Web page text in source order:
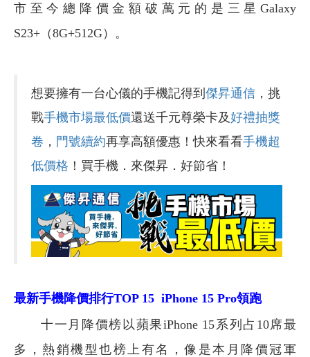
市至今總降價金額破萬元的是三星Galaxy
S23+（8G+512G）。
想要擁有一台心儀的手機記得到傑昇通信 ，挑
戰手機市場最低價還送千元尊榮卡及好禮抽獎
卷 ， 門號續約再享高額優惠！快來看看手機超
低價格 ！買手機．來傑昇．好節省！
最新手機降價排行TOP 15 iPhone 15 Pro領跑
十一月降價榜以蘋果iPhone 15系列占10席最
多，熱銷機型也榜上有名，像是本月降價冠軍